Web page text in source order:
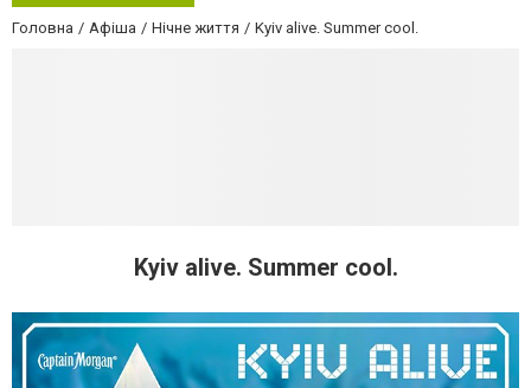
Головна Афіша Нічне життя Kyiv alive. Summer cool.
Kyiv alive. Summer cool.